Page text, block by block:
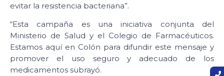
evitar la resistencia bacteriana”.
“Esta campaña es una iniciativa conjunta del
Ministerio de Salud y el Colegio de Farmacéuticos.
Estamos aquí en Colón para difundir este mensaje y
promover el uso seguro y adecuado de los
medicamentos subrayó.